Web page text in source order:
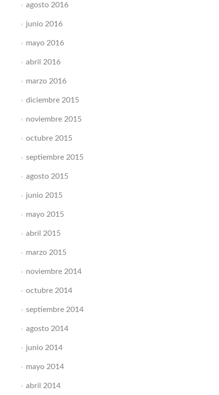
agosto 2016
junio 2016
mayo 2016
abril 2016
marzo 2016
diciembre 2015
noviembre 2015
octubre 2015
septiembre 2015
agosto 2015
junio 2015
mayo 2015
abril 2015
marzo 2015
noviembre 2014
octubre 2014
septiembre 2014
agosto 2014
junio 2014
mayo 2014
abril 2014